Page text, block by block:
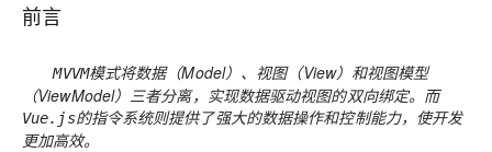
前言
MVVM模式将数据（Model）、视图（View）和视图模型
（ViewModel）三者分离，实现数据驱动视图的双向绑定。而
Vue.js的指令系统则提供了强大的数据操作和控制能力，使开发
更加高效。